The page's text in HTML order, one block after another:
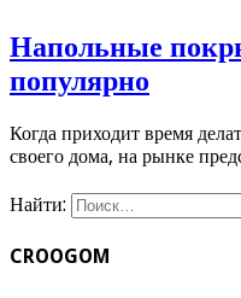
Напольные
популярно
Когда приходит время
своего дома, на рынке
Найти:
CROOGOM